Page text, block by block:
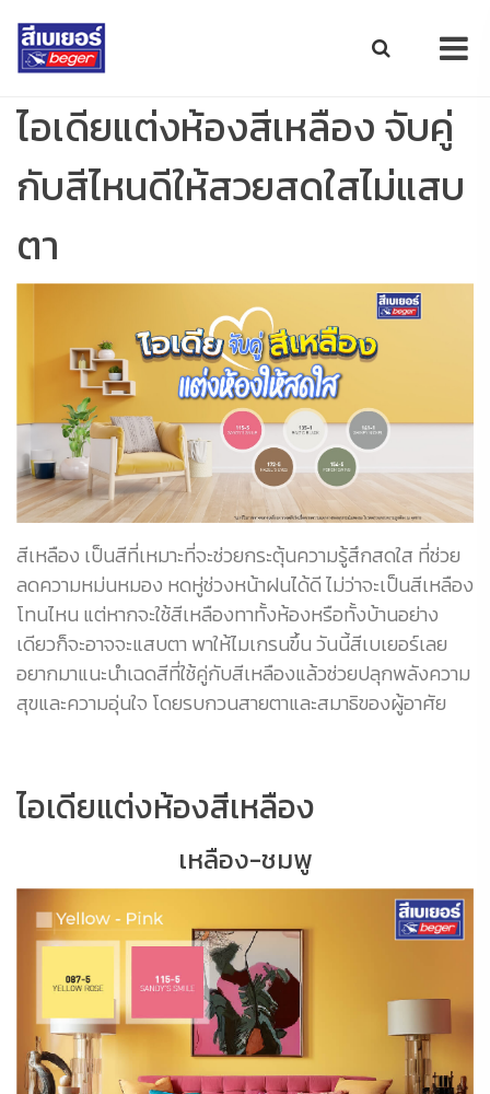
ไอเดียแต่งห้องสีเหลือง จับคู่
กับสีไหนดีให้สวยสดใสไม่แสบ
ตา
สีเหลือง เป็นสีที่เหมาะที่จะช่วยกระตุ้นความรู้สึกสดใส ที่ช่วย
ลดความหม่นหมอง หดหู่ช่วงหน้าฝนได้ดี ไม่ว่าจะเป็นสีเหลือง
โทนไหน แต่หากจะใช้สีเหลืองทาทั้งห้องหรือทั้งบ้านอย่าง
เดียวก็จะอาจจะแสบตา พาให้ไมเกรนขึ้น วันนี้สีเบเยอร์เลย
อยากมาแนะนำเฉดสีที่ใช้คู่กับสีเหลืองแล้วช่วยปลุกพลังความ
สุขและความอุ่นใจ โดยรบกวนสายตาและสมาธิของผู้อาศัย
ไอเดียแต่งห้องสีเหลือง
เหลือง-ชมพู